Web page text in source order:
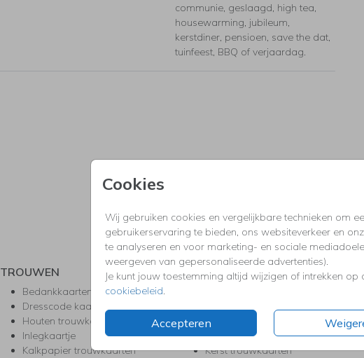
Cookies
Wij gebruiken cookies en vergelijkbare technieken om
gebruikerservaring te bieden, ons websiteverkeer en
te analyseren en voor marketing- en sociale
weergeven van gepersonaliseerde advertenties).
Je kunt jouw toestemming altijd wijzigen of intrekken op
cookiebeleid.
Accepteren
communie, geslaagd, high tea,
housewarming, jubileum,
kerstdiner, pensioen, save the dat,
tuinfeest, BBQ of verjaardag.
TROUWEN
Bedankkaarten
Dresscode kaartjes
Houten trouwkaarten
Inlegkaartje
Kalkpapier trouwkaarten
KERST
Kerstdiner uitnodigingen
Kerstmenukaarten
Kerst trouwkaarten